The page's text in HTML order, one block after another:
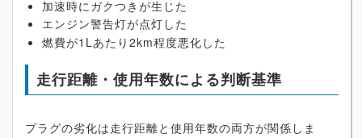
加速時にガクつきが生じた
エンジン警告灯が点灯した
燃費が1Lあたり2km程度悪化した
走行距離・使用年数による判断基準
プラグの劣化は走行距離と使用年数の両方が関係しま